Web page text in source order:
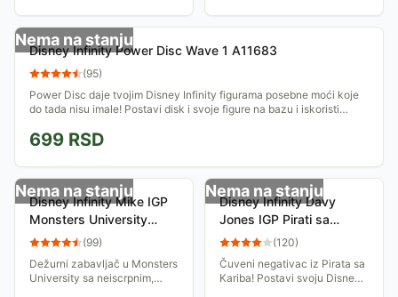
bazu i...
Nema na stanju
Disney Infinity Power Disc Wave 1 A11683
(95)
Power Disc daje tvojim Disney Infinity figurama posebne moći koje
do tada nisu imale! Postavi disk i svoje figure na bazu i iskoristi
699 RSD
Nema na stanju
Disney Infinity Mike IGP
Monsters University
IQAV000003 023011
(99)
Dežurni zabavljač u Monsters
University sa neiscrpnim,
Nema na stanju
Disney Infinity Davy
Jones IGP Pirati sa
Kariba IQAV000009
023022
(120)
Čuveni negativac iz Pirata sa
Kariba! Postavi svoju Disney